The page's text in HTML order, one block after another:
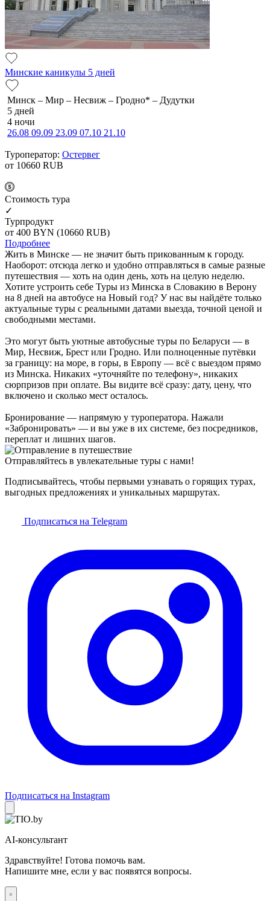
Минские каникулы 5 дней
Минск – Мир – Несвиж – Гродно* – Дудутки
5 дней
4 ночи
26.08 09.09 23.09 07.10 21.10
Туроператор: Остервег
от 10660 RUB
Cтоимость тура
✓
Турпродукт
от 400 BYN (10660 RUB)
Подробнее
Жить в Минске — не значит быть прикованным к городу.
Наоборот: отсюда легко и удобно отправляться в самые разные
путешествия — хоть на один день, хоть на целую неделю.
Хотите устроить себе Туры из Минска в Словакию в Верону
на 8 дней на автобусе на Новый год? У нас вы найдёте только
актуальные туры с реальными датами выезда, точной ценой и
свободными местами.
Это могут быть уютные автобусные туры по Беларуси — в
Мир, Несвиж, Брест или Гродно. Или полноценные путёвки
за границу: на море, в горы, в Европу — всё с выездом прямо
из Минска. Никаких «уточняйте по телефону», никаких
сюрпризов при оплате. Вы видите всё сразу: дату, цену, что
включено и сколько мест осталось.
Бронирование — напрямую у туроператора. Нажали
«Забронировать» — и вы уже в их системе, без посредников,
переплат и лишних шагов.
Отправляйтесь в увлекательные туры с нами!
Подписывайтесь, чтобы первыми узнавать о горящих турах,
выгодных предложениях и уникальных маршрутах.
Подписаться на Telegram
Подписаться на Instagram
AI-консультант
Здравствуйте! Готова помочь вам.
Напишите мне, если у вас появятся вопросы.